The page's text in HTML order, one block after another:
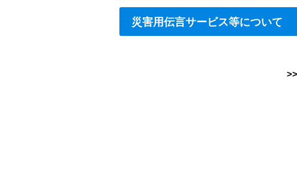
災害用伝言サービス等について